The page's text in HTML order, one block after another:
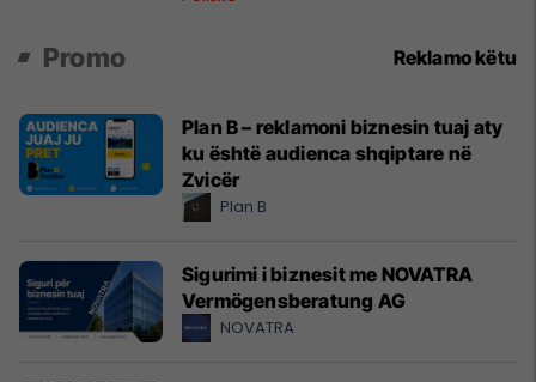
Promo Reklamo këtu
Plan B – reklamoni biznesin tuaj aty
ku është audienca shqiptare në
Zvicër
Plan B
Sigurimi i biznesit me NOVATRA
Vermögensberatung AG
NOVATRA